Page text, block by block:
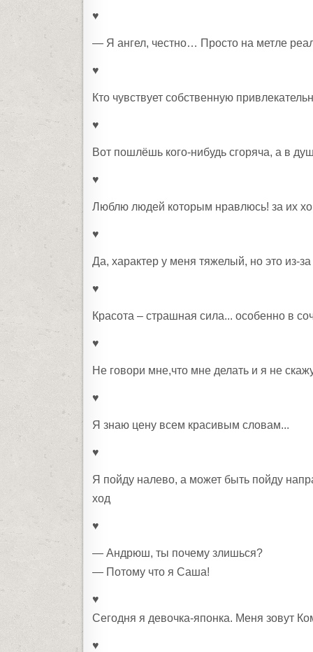
♥
— Я ангел, честно… Просто на метле
♥
Кто чувствует собственную
♥
Вот пошлёшь кого-нибудь сгоряча, а в
♥
Люблю людей которым нравлюсь! за их
♥
Да, характер у меня тяжелый, но это из-за
♥
Красота – страшная сила... особенно в
♥
Не говори мне,что мне делать и я не
♥
Я знаю цену всем красивым словам...
♥
Я пойду налево, а может быть пойду
ход
♥
— Андрюш, ты почему злишься?
— Потому что я Саша!
♥
Сегодня я девочка-японка. Меня зовут
♥